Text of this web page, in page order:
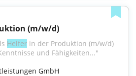
(m/w/d)
Helfer in der Produktion (m/w/d)
und Fähigkeiten..."
GmbH